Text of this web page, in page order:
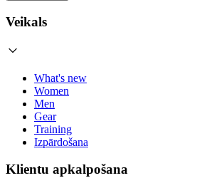
Veikals
What's new
Women
Men
Gear
Training
Izpārdošana
Klientu apkalpošana